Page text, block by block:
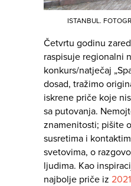
ISTANBUL.
Četvrtu godinu
raspisuje regionalni
konkurs/natječaj
dosad, tražimo
iskrene priče koje
sa putovanja.
znamenitosti; pišite
susretima i
svetovima, o
ljudima. Kao
najbolje priče iz 2021